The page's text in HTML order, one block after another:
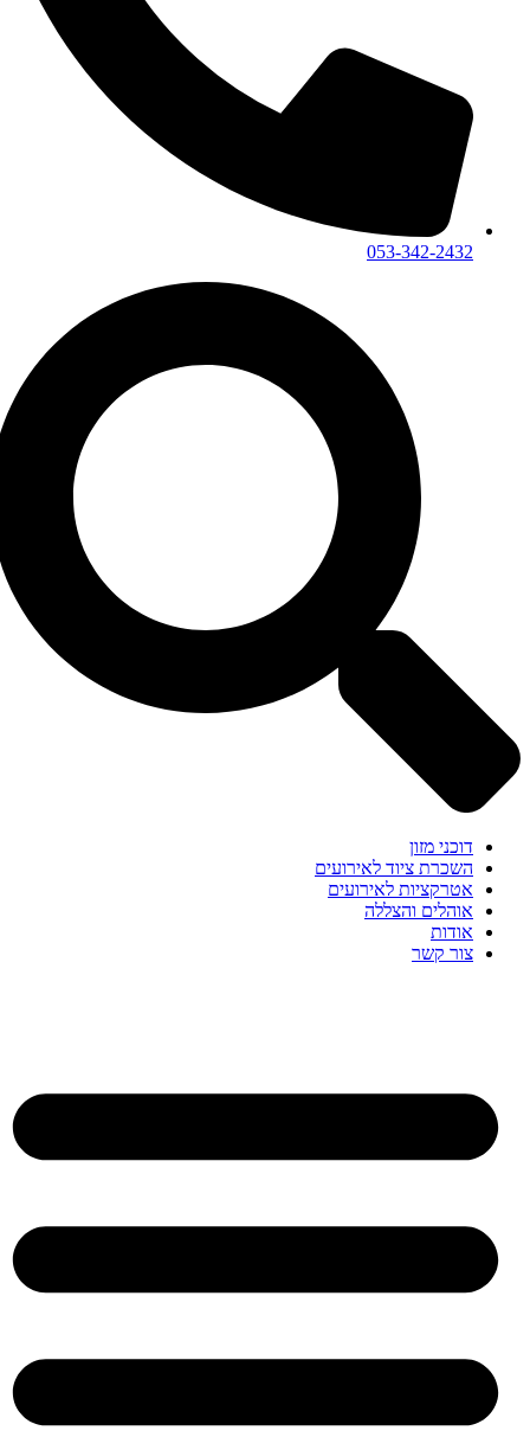
053-342-2432
דוכני מזון
השכרת ציוד לאירועים
אטרקציות לאירועים
אוהלים והצללה
אודות
צור קשר